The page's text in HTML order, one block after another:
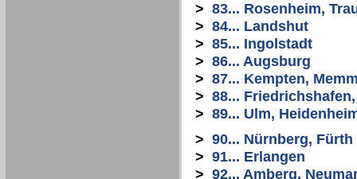
> 83... Rosenheim,
> 84... Landshut
> 85... Ingolstadt
> 86... Augsburg
> 87... Kempten,
> 88...
> 89... Ulm,
> 90... Nürnberg, Fürth
> 91... Erlangen
> 92... Amberg,